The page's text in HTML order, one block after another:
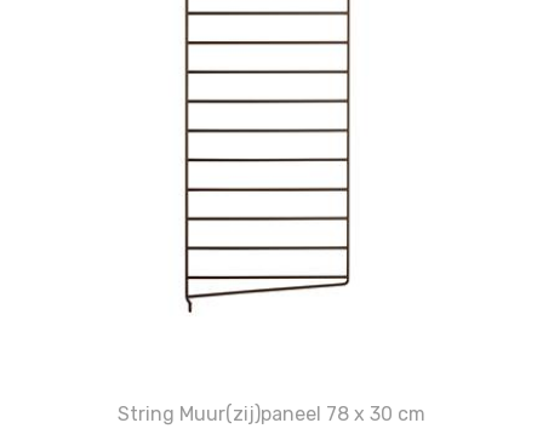
String Muur(zij)paneel 78 x 30 cm